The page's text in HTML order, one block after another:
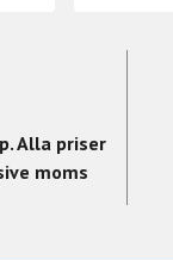
Alla priser
moms